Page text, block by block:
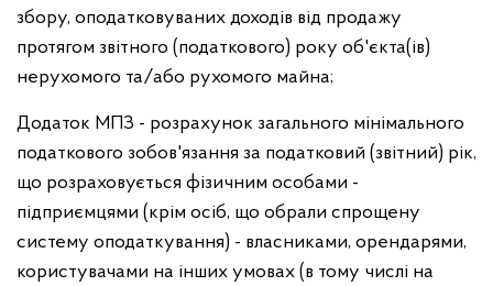
збору, оподатковуваних доходів від продажу
протягом звітного (податкового) року об'єкта(ів)
нерухомого та/або рухомого майна;
Додаток МПЗ - розрахунок загального мінімального
податкового зобов'язання за податковий (звітний) рік,
що розраховується фізичним особами -
підприємцями (крім осіб, що обрали спрощену
систему оподаткування) - власниками, орендарями,
користувачами на інших умовах (в тому числі на